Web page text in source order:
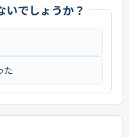
いでしょうか？
た